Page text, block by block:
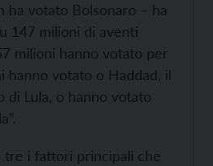
ha votato Bolsonaro – ha
147 milioni di aventi
milioni hanno votato per
hanno votato o Haddad, il
di Lula, o hanno votato
tre i fattori principali che